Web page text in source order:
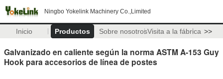
Ningbo Yokelink Machinery Co.,Limited
Inicio Productos Sobre nosotrosVisita a la fábrica >>
Galvanizado en caliente según la norma ASTM A-153 Guy
Hook para accesorios de línea de postes